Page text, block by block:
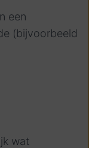
een
(bijvoorbeeld
wat